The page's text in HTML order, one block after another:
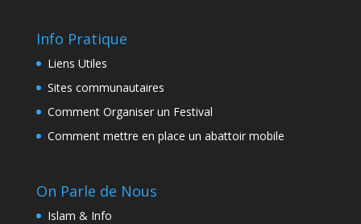
Info Pratique
Liens Utiles
Sites communautaires
Comment Organiser un Festival
Comment mettre en place un abattoir mobile
On Parle de Nous
Islam & Info